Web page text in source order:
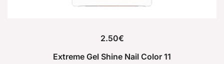
2.50€
Extreme Gel Shine Nail Color 11